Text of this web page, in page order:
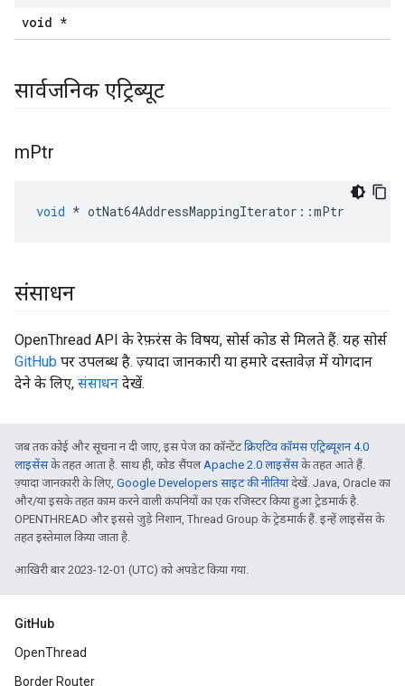
void *
सार्वजनिक एट्रिब्यूट
mPtr
void * otNat64AddressMappingIterator ::mPtr
संसाधन
OpenThread API के रेफ़रंस के विषय, सोर्स कोड से मिलते हैं. यह सोर्स
GitHub पर उपलब्ध है. ज़्यादा जानकारी या हमारे दस्तावेज़ में योगदान
देने के लिए, संसाधन देखें.
जब तक कोई और सूचना न दी जाए, इस पेज का कॉन्टेंटक्रिएटिव कॉमंस एट्रिब्यूशन 4.0
लाइसेंसके तहत आता है. साथ ही, कोड सैंपलApache 2.0 लाइसेंसके तहत आते हैं.
ज़्यादा जानकारी के लिए, Google Developers साइट की नीतियांदेखें. Java, Oracle का
और/या इसके तहत काम करने वाली कंपनियों का एक रजिस्टर किया हुआ ट्रेडमार्क है.
OPENTHREAD और इससे जुड़े निशान, Thread Group के ट्रेडमार्क हैं. इन्हें लाइसेंस के
तहत इस्तेमाल किया जाता है.
आखिरी बार 2023-12-01 (UTC) को अपडेट किया गया.
GitHub
OpenThread
Border Router